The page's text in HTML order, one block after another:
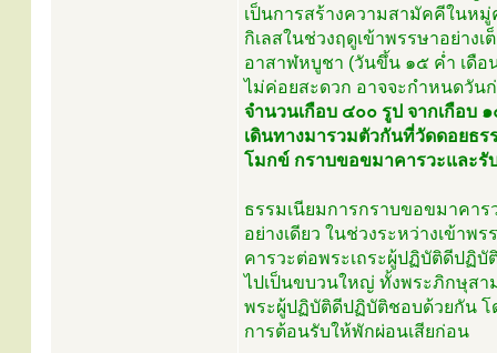
เป็นการสร้างความสามัคคีในห
กิเลสในช่วงฤดูเข้าพรรษาอย่า
อาสาฬหบูชา (วันขึ้น ๑๕ ค่ำ เดื
ไม่ค่อยสะดวก อาจจะกำหนดวัน
จำนวนเกือบ ๔๐๐ รูป จากเกือบ
เดินทางมารวมตัวกันที่วัดดอยธ
โมกข์ กราบขอขมาคารวะและรั
ธรรมเนียมการกราบขอขมาคา
อย่างเดียว ในช่วงระหว่างเข้า
คารวะต่อพระเถระผู้ปฏิบัติดีปฏิ
ไปเป็นขบวนใหญ่ ทั้งพระภิกษุส
พระผู้ปฏิบัติดีปฏิบัติชอบด้วยกัน โ
การต้อนรับให้พักผ่อนเสียก่อน